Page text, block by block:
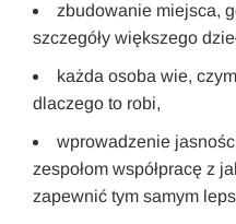
zbudowanie miejsca,
szczegóły większego
każda osoba wie,
dlaczego to robi,
wprowadzenie
zespołom współpracę z
zapewnić tym samym